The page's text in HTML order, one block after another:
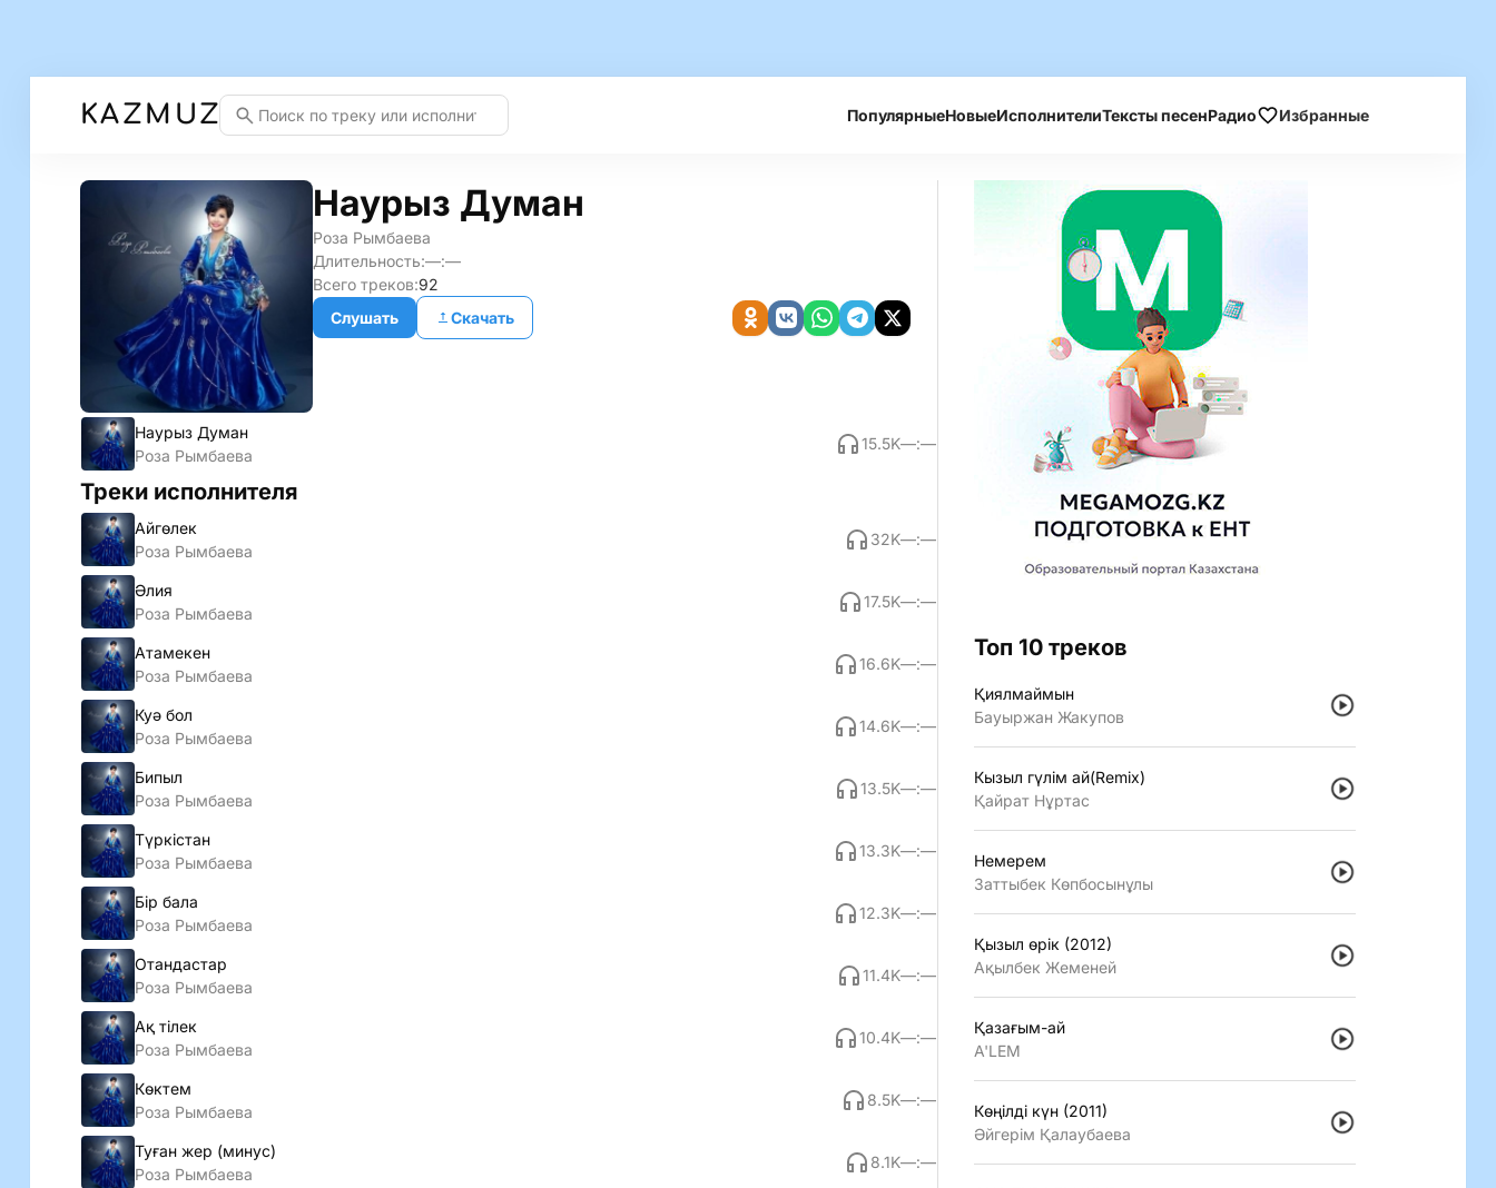
KAZMUZ ПопулярныеНовыеИсполнителиТексты песенРадио Избранные
Наурыз Думан
Роза Рымбаева
Длительность:—:—
Всего треков:92
Слушать
Скачать
Наурыз Думан
Роза Рымбаева
15.5K—:—
Треки исполнителя
Айгөлек
Роза Рымбаева
32K—:—
Әлия
Роза Рымбаева
17.5K—:—
Атамекен
Роза Рымбаева
16.6K—:—
Куә бол
Роза Рымбаева
14.6K—:—
Бипыл
Роза Рымбаева
13.5K—:—
Түркiстан
Роза Рымбаева
13.3K—:—
Бiр бала
Роза Рымбаева
12.3K—:—
Отандастар
Роза Рымбаева
11.4K—:—
Ақ тiлек
Роза Рымбаева
10.4K—:—
Көктем
Роза Рымбаева
8.5K—:—
Туған жер (минус)
Роза Рымбаева
8.1K—:—
Топ 10 треков
Қиялмаймын
Бауыржан Жакупов
Кызыл гүлiм ай(Remix)
Қайрат Нұртас
Немерем
Заттыбек Көпбосынұлы
Қызыл өрiк (2012)
Ақылбек Жеменей
Қазағым-ай
A'LEM
Көңiлдi күн (2011)
Әйгерiм Қалаубаева